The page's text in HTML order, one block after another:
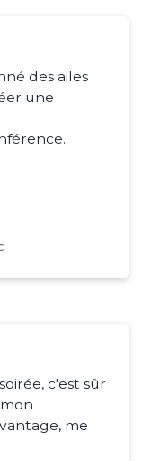
des ailes
une
c'est sûr
me